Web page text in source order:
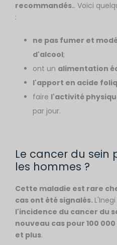
recommandés.. Voici
:
ne pas fumer et
d'alcool;
ont un alimentation
l'apport en acide
faire l'activité
par jour.
Le cancer du sein
les hommes ?
Cette maladie est rare
cas ont été signalés.
l'incidence du cancer du
nouveau cas pour 100
et plus.